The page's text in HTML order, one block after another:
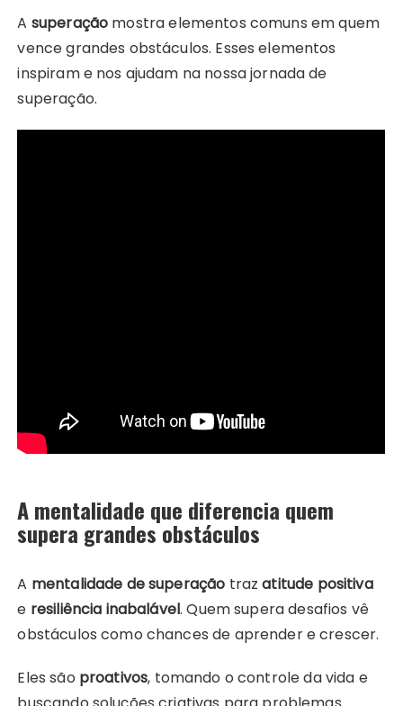
A superação mostra elementos comuns em quem
vence grandes obstáculos. Esses elementos
inspiram e nos ajudam na nossa jornada de
superação.
A mentalidade que diferencia quem
supera grandes obstáculos
A mentalidade de superação trazatitude positiva
e resiliência inabalável. Quem supera desafios vê
obstáculos como chances de aprender e crescer.
Eles são proativos, tomando o controle da vida e